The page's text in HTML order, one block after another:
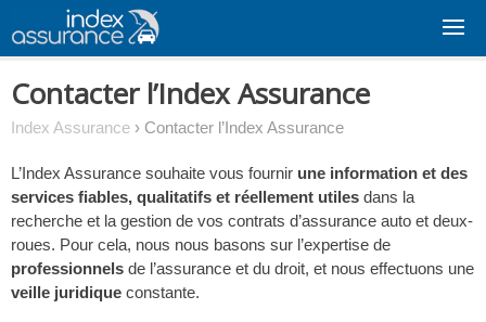
content
Contacter l’Index Assurance
Index Assurance › Contacter l’Index Assurance
L’Index Assurance souhaite vous fournir une information et des
services fiables, qualitatifs et réellement utiles dans la
recherche et la gestion de vos contrats d’assurance auto et deux-
roues. Pour cela, nous nous basons sur l’expertise de
professionnels de l’assurance et du droit, et nous effectuons une
veille juridique constante.